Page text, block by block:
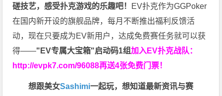
磋技艺，感受扑克游戏的乐趣吧！ EV扑克作为GGPoker
在国内新开设的旗舰品牌，每月不断推出福利反馈活
动，现在只要成为EV新用户，达成免费赛任务就可以获
得——"EV专属大宝箱"启动码1组加入EV扑克战队：
http://evpk7.com/96088再送4张免费门票！
想跟美女Sashimi一起玩，想知道最新资讯与赛